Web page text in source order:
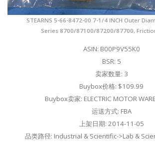
STEARNS 5-66-8472-00 7-1/4 INCH Outer
Series 8700/87100/87200/87700,
ASIN: B00P9V55K0
BSR: 5
卖家数量: 3
Buybox价格: $109.99
Buybox卖家: ELECTRIC MOTOR
运送方式: FBA
上架日期: 2014-11-05
品类路径: Industrial & Scientific->Lab &